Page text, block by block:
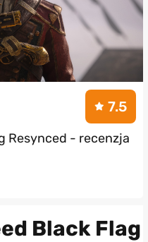
7.5
Resynced - recenzja
Black Flag